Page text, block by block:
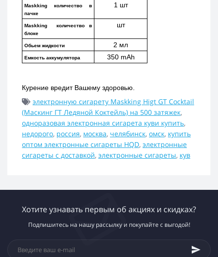
Maskking количество в
пачке
1 шт
Maskking  количество в
блоке
шт
Обьем жидкости 2 мл
Емкость аккумулятора 350 mAh
Курение вредит Вашему здоровью.
электронную сигарету Maskking Higt GT Cocktail
(Маскинг ГТ Ледяной Коктейль) на 500 затяжек,
одноразовая электронная сигарета куви купить,
недорого, россия, москва, челябинск, омск, купить
оптом электронные сигареты HQD, электронные
сигареты с доставкой, электронные сигареты, кув
Хотите узнавать первым об акциях и скидках?
Подпишитесь на нашу рассылку и покупайте с выгодой!